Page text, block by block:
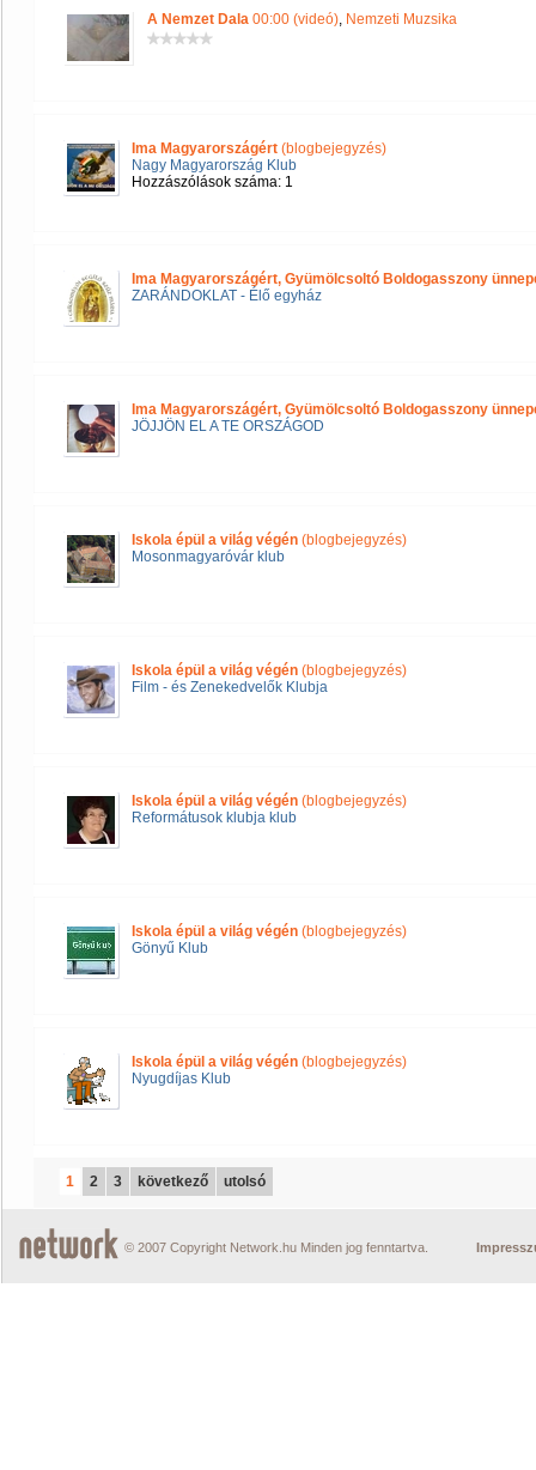
A Nemzet Dala 00:00 (videó), Nemzeti Muzsika
Ima Magyarországért (blogbejegyzés)
Nagy Magyarország Klub
Hozzászólások száma: 1
Ima Magyarországért, Gyümölcsoltó Boldogasszony
ZARÁNDOKLAT - Élő egyház
Ima Magyarországért, Gyümölcsoltó Boldogasszony
JÖJJÖN EL A TE ORSZÁGOD
Iskola épül a világ végén (blogbejegyzés)
Mosonmagyaróvár klub
Iskola épül a világ végén (blogbejegyzés)
Film - és Zenekedvelők Klubja
Iskola épül a világ végén (blogbejegyzés)
Reformátusok klubja klub
Iskola épül a világ végén (blogbejegyzés)
Gönyű Klub
Iskola épül a világ végén (blogbejegyzés)
Nyugdíjas Klub
1 2 3 következő utolsó
© 2007 Copyright Network.hu Minden jog fenntartva.